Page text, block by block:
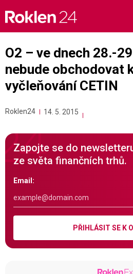
content
O2 – ve dnech 28.-
nebude obchodovat
vyčleňování CETIN
Roklen24 14. 5. 2015
Zapojte se do
ze světa finančních trhů.
Email:
PŘIHLÁSIT SE K